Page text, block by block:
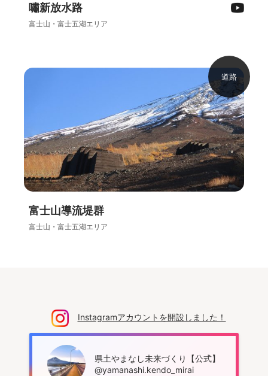
嘯新放水路
富士山・富士五湖エリア
富士山導流堤群
富士山・富士五湖エリア
道路
Instagramアカウントを開設しました！
県土やまなし未来づくり【公式】
@yamanashi.kendo_mirai